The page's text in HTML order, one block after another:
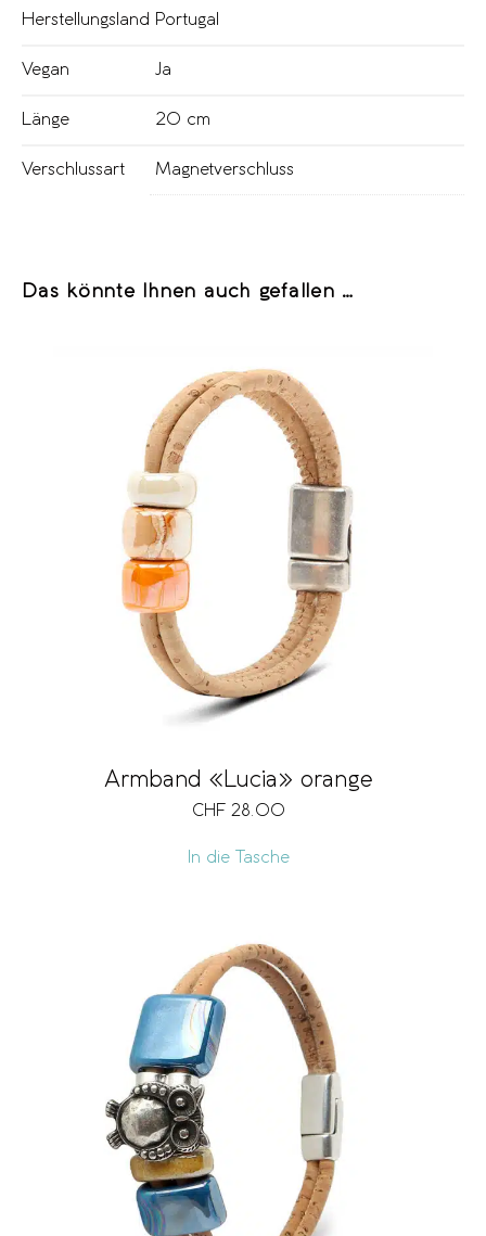
Herstellungsland Portugal
Vegan Ja
Länge 20 cm
Verschlussart Magnetverschluss
Das könnte Ihnen auch gefallen …
Armband «Lucia» orange
CHF 28.00
In die Tasche